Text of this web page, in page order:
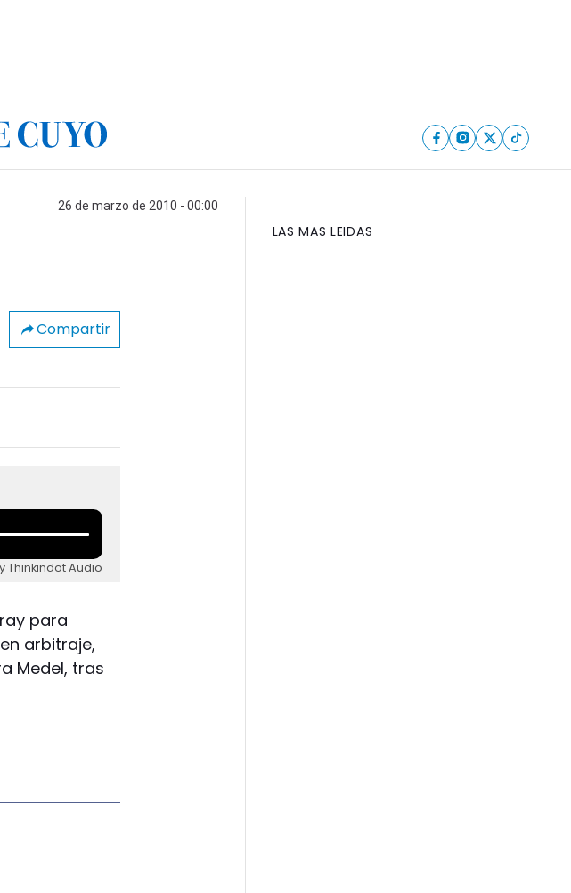
26 de marzo de 2010 - 00:00
Compartir
Thinkindot Audio
para
arbitraje,
Medel, tras
LAS MAS LEIDAS